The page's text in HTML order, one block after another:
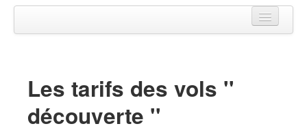
Apprendre à piloter
Vols Baptême
Les tarifs des vols ''
découverte ''